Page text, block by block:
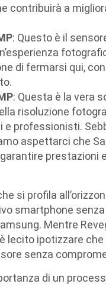
contribuirà a
: Questo è il
di fermarsi qui,
: Questa è la vera
risoluzione
professionisti.
aspettarci che
si profila
smartphone
Mentre
lecito ipotizzare
senza
di un